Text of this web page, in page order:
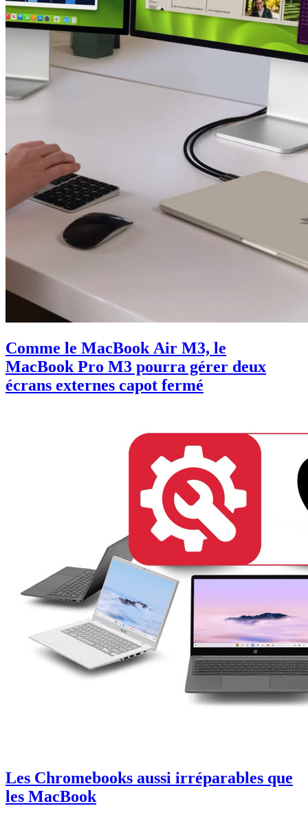
Comme le MacBook Air M3, le
MacBook Pro M3 pourra gérer deux
écrans externes capot fermé
Les Chromebooks aussi irréparables que
les MacBook